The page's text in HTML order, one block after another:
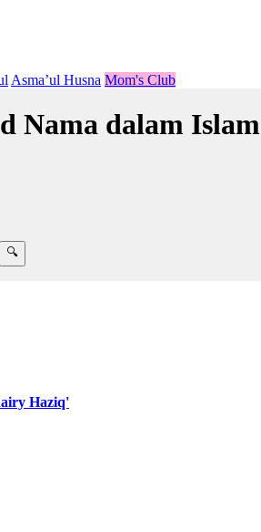
Asma’ul Husna Mom's Club
Nama dalam Islam
Haziq'